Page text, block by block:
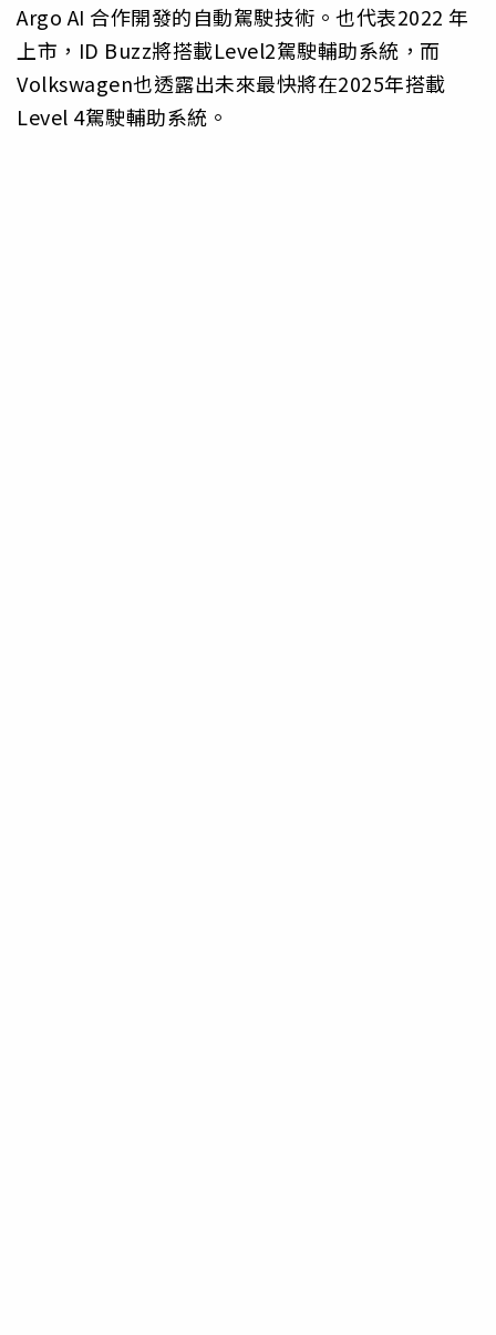
Argo AI 合作開發的自動駕駛技術。也代表2022 年
上市，ID Buzz將搭載Level2駕駛輔助系統，而
Volkswagen也透露出未來最快將在2025年搭載
Level 4駕駛輔助系統。